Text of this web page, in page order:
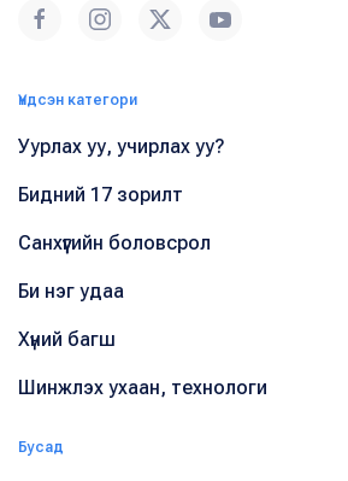
Үндсэн категори
Уурлах уу, учирлах уу?
Бидний 17 зорилт
Санхүүгийн боловсрол
Би нэг удаа
Хүний багш
Шинжлэх ухаан, технологи
Бусад